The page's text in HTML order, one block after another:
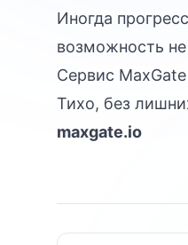
Иногда
возможность
Сервис
Тихо, без
maxgate.io